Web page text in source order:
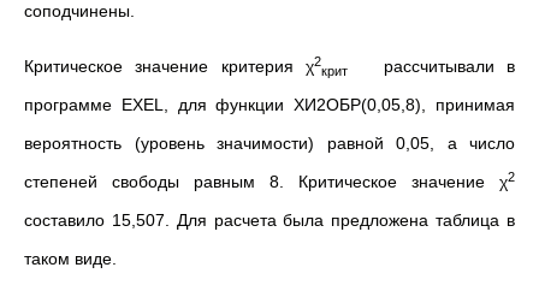
соподчинены.
Критическое значение критерия χ2
крит
рассчитывали в
программе EXEL, для функции ХИ2ОБР(0,05,8), принимая
вероятность (уровень значимости) равной 0,05, а число
степеней свободы равным 8. Критическое значение χ2
составило 15,507. Для расчета была предложена таблица в
таком виде.